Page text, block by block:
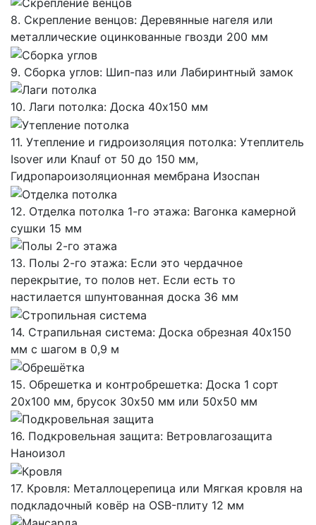
8. Скрепление венцов: Деревянные нагеля или
металлические оцинкованные гвозди 200 мм
9. Сборка углов: Шип-паз или Лабиринтный замок
10. Лаги потолка: Доска 40х150 мм
11. Утепление и гидроизоляция потолка: Утеплитель
Isover или Knauf от 50 до 150 мм,
Гидропароизоляционная мембрана Изоспан
12. Отделка потолка 1-го этажа: Вагонка камерной
сушки 15 мм
13. Полы 2-го этажа: Если это чердачное
перекрытие, то полов нет. Если есть то
настилается шпунтованная доска 36 мм
14. Страпильная система: Доска обрезная 40х150
мм с шагом в 0,9 м
15. Обрешетка и контробрешетка: Доска 1 сорт
20х100 мм, брусок 30х50 мм или 50х50 мм
16. Подкровельная защита: Ветровлагозащита
Наноизол
17. Кровля: Металлоцерепица или Мягкая кровля на
подкладочный ковёр на OSB-плиту 12 мм